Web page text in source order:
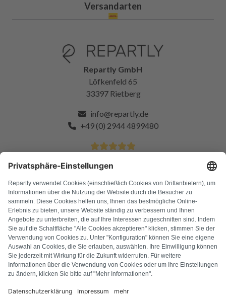
Versandarten
Repartly GmbH
Löfkenfeld 65
33397 Rietberg
info@repartly.de
+49 (0) 2944 4899480
FAQ
Alle Fehlercodes
Über uns
Presse
Impressum